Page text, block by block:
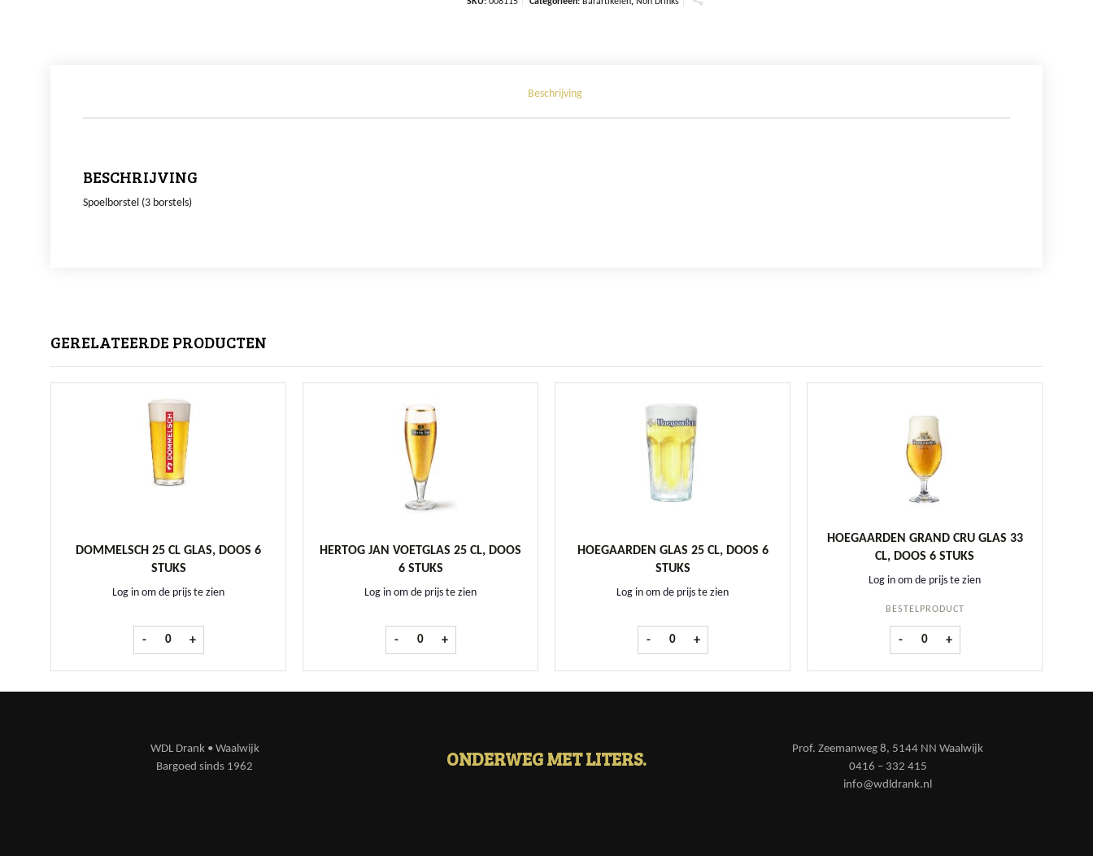
Beschrijving
BESCHRIJVING
Spoelborstel (3 borstels)
GERELATEERDE PRODUCTEN
DOMMELSCH 25 CL GLAS, DOOS 6
STUKS
Log in om de prijs te zien
- Dommelsch 25 cl glas, doos 6 stuks aantal
+
HERTOG JAN VOETGLAS 25 CL, DOOS
6 STUKS
Log in om de prijs te zien
- Hertog Jan Voetglas 25 cl, doos 6 stuks aantal
+
HOEGAARDEN GLAS 25 CL, DOOS 6
STUKS
Log in om de prijs te zien
- Hoegaarden glas 25 cl, doos 6 stuks aantal
+
HOEGAARDEN GRAND CRU GLAS 33
CL, DOOS 6 STUKS
Log in om de prijs te zien
BESTELPRODUCT
- Hoegaarden Grand Cru glas 33 cl,
+
WDL Drank • Waalwijk
Bargoed sinds 1962
ONDERWEG MET LITERS.
Prof. Zeemanweg 8, 5144 NN Waalwijk
0416 – 332 415
info@wdldrank.nl